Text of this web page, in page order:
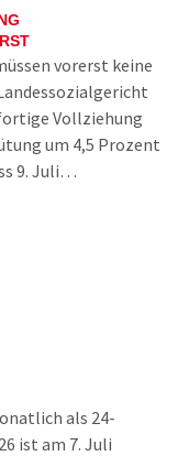
vorerst keine
Vollziehung
um 4,5 Prozent
9. Juli…
als 24-
ist am 7. Juli